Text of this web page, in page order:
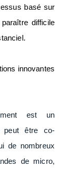
basé sur
paraître difficile
innovantes
est un
peut être co-
de nombreux
de micro,